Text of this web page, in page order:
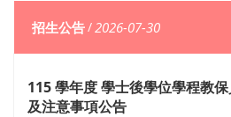
招生公告/2026-07-30
115 學年度 學士後學位學程教
及注意事項公告